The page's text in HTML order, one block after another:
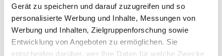
Gerät zu speichern und darauf zuzugreifen und so
personalisierte Werbung und Inhalte, Messungen von
Werbung und Inhalten, Zielgruppenforschung sowie
Entwicklung von Angeboten zu ermöglichen. Sie
entscheiden darüber, wer Ihre Daten für welche Zwecke